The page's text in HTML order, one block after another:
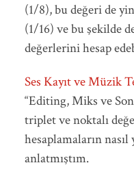
(1/8), bu değeri de
(1/16) ve bu şekilde
değerlerini hesap
Ses Kayıt ve Müzik
“Editing, Miks ve
triplet ve noktalı
hesaplamaların nasıl
anlatmıştım.